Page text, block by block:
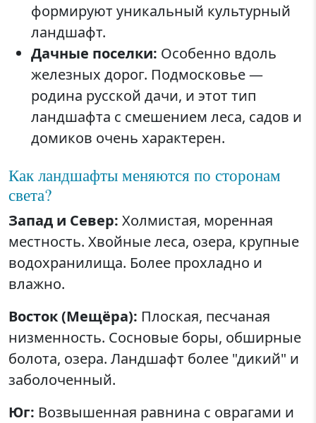
формируют уникальный культурный
ландшафт.
Дачные поселки: Особенно вдоль
железных дорог. Подмосковье —
родина русской дачи, и этот тип
ландшафта с смешением леса, садов и
домиков очень характерен.
Как ландшафты меняются по сторонам
света?
Запад и Север: Холмистая, моренная
местность. Хвойные леса, озера, крупные
водохранилища. Более прохладно и
влажно.
Восток (Мещёра): Плоская, песчаная
низменность. Сосновые боры, обширные
болота, озера. Ландшафт более "дикий" и
заболоченный.
Юг: Возвышенная равнина с оврагами и